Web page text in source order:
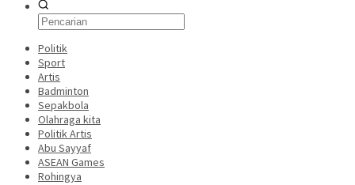
Politik
Sport
Artis
Badminton
Sepakbola
Olahraga kita
Politik Artis
Abu Sayyaf
ASEAN Games
Rohingya